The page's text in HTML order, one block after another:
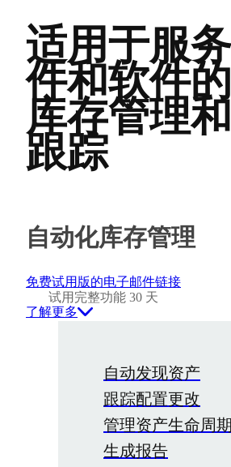
适用于服
件和软件
库存管理
跟踪
自动化库存管理
免费试用版的电子邮件链接
试用完整功能 30 天
了解更多
自动发现资产
跟踪配置更改
管理资产生命周期
生成报告